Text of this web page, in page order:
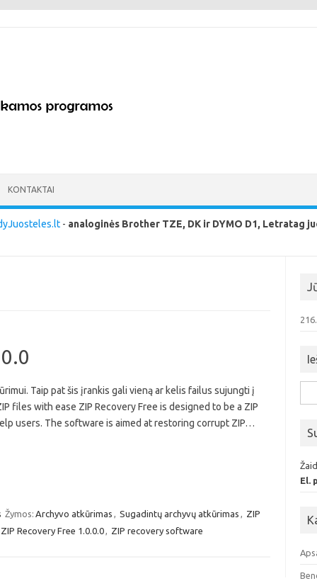
KONTAKTAI
- analoginės Brother TZE, DK ir DYMO D1, Letratag
Taip pat šis įrankis gali vieną ar kelis failus sujungti į
files with ease ZIP Recovery Free is designed to be a ZIP
users. The software is aimed at restoring corrupt ZIP…
Žymos: Archyvo atkūrimas , Sugadintų archyvų atkūrimas , ZIP
ZIP Recovery Free 1.0.0.0, ZIP recovery software
El.